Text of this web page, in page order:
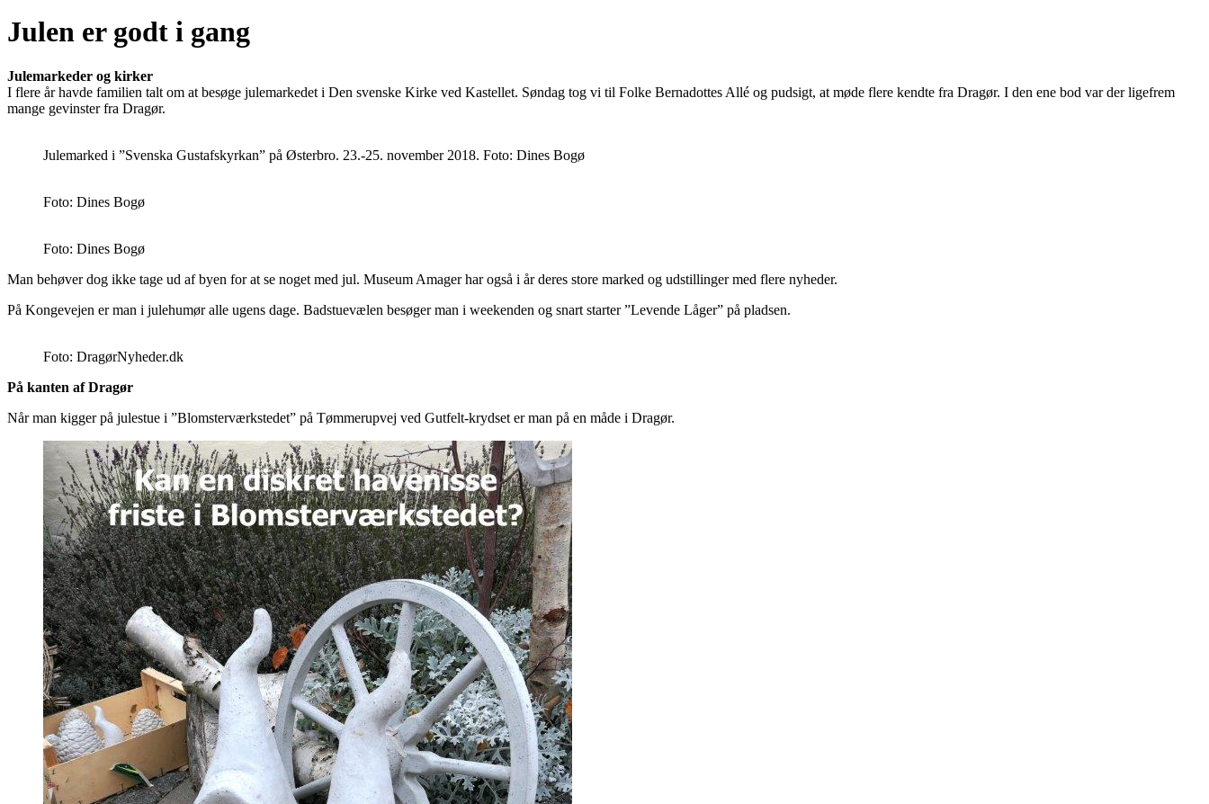
Julen er godt i gang
Julemarkeder og kirker
I flere år havde familien talt om at besøge julemarkedet i Den svenske Kirke ved Kastellet. Søndag tog vi til Folke Bernadottes Allé og pudsigt, at møde flere kendte fra Dragør. I den ene bod var der ligefrem
mange gevinster fra Dragør.
Julemarked i ”Svenska Gustafskyrkan” på Østerbro. 23.-25. november 2018. Foto: Dines Bogø
Foto: Dines Bogø
Foto: Dines Bogø
Man behøver dog ikke tage ud af byen for at se noget med jul. Museum Amager har også i år deres store marked og udstillinger med flere nyheder.
På Kongevejen er man i julehumør alle ugens dage. Badstuevælen besøger man i weekenden og snart starter ”Levende Låger” på pladsen.
Foto: DragørNyheder.dk
På kanten af Dragør
Når man kigger på julestue i ”Blomsterværkstedet” på Tømmerupvej ved Gutfelt-krydset er man på en måde i Dragør.